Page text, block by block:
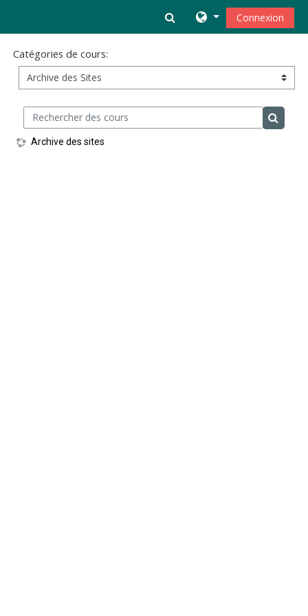
Activer/désactiver la
Connexion
Catégories de cours:
Rechercher des cours
Archive des sites